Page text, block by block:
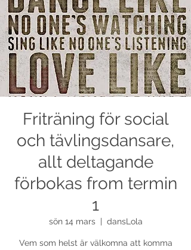
Friträning för social
och tävlingsdansare,
allt deltagande
förbokas from termin
1
sön 14 mars
  |
dansLola
Vem som helst är välkomna att komma